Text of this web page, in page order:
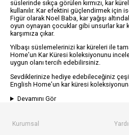
süslerinde sıkça görülen kırmızı, kar
kullanılır. Kar efektini güçlendirmek için
Figür olarak Noel Baba, kar yağışı
oyun oynayan çocuklar gibi unsurlar kar
karşımıza çıkar.
Yılbaşı süslemelerinizi kar küreleri ile
Home’un Kar Küresi koleksiyonunu
uygun olanı tercih edebilirsiniz.
Sevdiklerinize hediye edebileceğiniz
English Home’un kar küresi
Devamını Gör
Kurumsal